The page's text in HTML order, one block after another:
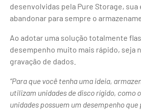
desenvolvidas pela Pure Storage, sua
abandonar para sempre o
Ao adotar uma solução totalmente
desempenho muito mais rápido, seja
gravação de dados.
“Para que você tenha uma ideia,
utilizam unidades de disco rígido, como
unidades possuem um desempenho que